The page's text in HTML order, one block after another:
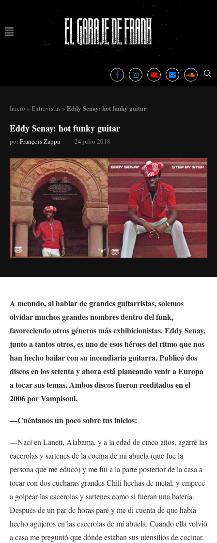
Inicio » Entrevistas » Eddy Senay: hot funky guitar
Eddy Senay: hot funky guitar
porFrançois Zappa 24 julio 2018
A menudo, al hablar de grandes guitarristas, solemos
olvidar muchos grandes nombres dentro del funk,
favoreciendo otros géneros más exhibicionistas. Eddy Senay,
junto a tantos otros, es uno de esos héroes del ritmo que nos
han hecho bailar con su incendiaria guitarra. Publicó dos
discos en los setenta y ahora está planeando venir a Europa
a tocar sus temas. Ambos discos fueron reeditados en el
2006 por Vampisoul.
—Cuéntanos un poco sobre tus inicios:
—Nací en Lanett, Alabama, y a la edad de cinco años, agarré las
cacerolas y sartenes de la cocina de mi abuela (que fue la
persona que me educó) y me fui a la parte posterior de la casa a
tocar con dos cucharas grandes Chili hechas de metal, y empecé
a golpear las cacerolas y sartenes como si fueran una batería.
Después de un par de horas paré y me di cuenta de que había
hecho agujeros en las cacerolas de mi abuela. Cuando ella volvió
a casa me preguntó que dónde estaban sus utensilios de cocinar.